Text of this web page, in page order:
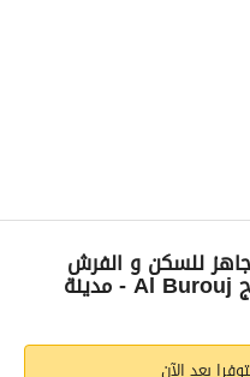
رهن عقاري
للسكن و الفرش
متشطب من المالك كمبوند البروج Al Burouj - مدينة
بعد الآن